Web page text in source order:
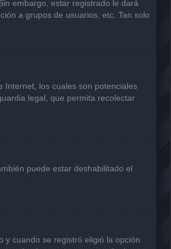
embargo, estar registrado le dará
a grupos de usuarios, etc. Tan solo
Internet, los cuales son potenciales
legal, que permita recolectar
puede estar deshabilitado el
y cuando se registró eligió la opción